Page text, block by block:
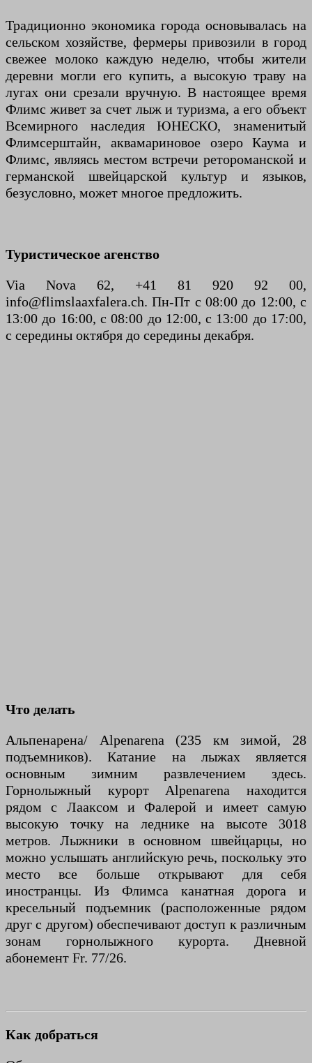
Традиционно экономика города основывалась на
сельском хозяйстве, фермеры привозили в город
свежее молоко каждую неделю, чтобы жители
деревни могли его купить, а высокую траву на
лугах они срезали вручную. В настоящее время
Флимс живет за счет лыж и туризма, а его объект
Всемирного наследия ЮНЕСКО, знаменитый
Флимсерштайн, аквамариновое озеро Каума и
Флимс, являясь местом встречи ретороманской и
германской швейцарской культур и языков,
безусловно, может многое предложить.
Туристическое агенство
Via Nova 62, +41 81 920 92 00,
info@flimslaaxfalera.ch. Пн-Пт с 08:00 до 12:00, с
13:00 до 16:00, с 08:00 до 12:00, с 13:00 до 17:00,
с середины октября до середины декабря.
Что делать
Альпенарена/ Alpenarena (235 км зимой, 28
подъемников). Катание на лыжах является
основным зимним развлечением здесь.
Горнолыжный курорт Alpenarena находится
рядом с Лааксом и Фалерой и имеет самую
высокую точку на леднике на высоте 3018
метров. Лыжники в основном швейцарцы, но
можно услышать английскую речь, поскольку это
место все больше открывают для себя
иностранцы. Из Флимса канатная дорога и
кресельный подъемник (расположенные рядом
друг с другом) обеспечивают доступ к различным
зонам горнолыжного курорта. Дневной
абонемент Fr. 77/26.
Как добраться